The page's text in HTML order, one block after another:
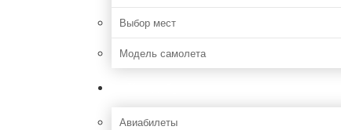
Выбор мест
Модель самолета
Авиабилеты